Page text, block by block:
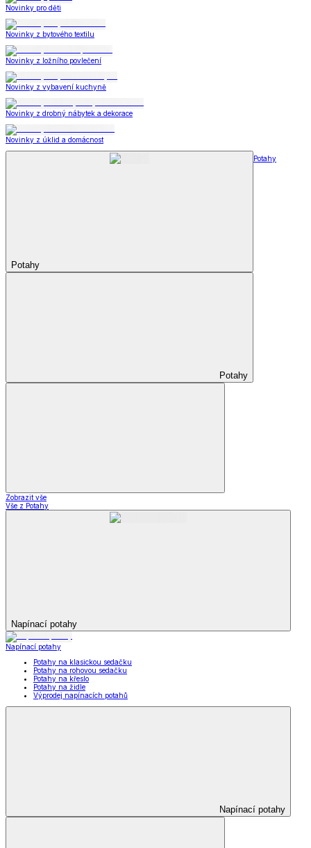
Novinky pro děti
Novinky z bytového textilu
Novinky z ložního povlečení
Novinky z vybavení kuchyně
Novinky z drobný nábytek a dekorace
Novinky z úklid a domácnost
Potahy
Potahy
Potahy
Zobrazit vše
Vše z Potahy
Napínací potahy
Napínací potahy
Potahy na klasickou sedačku
Potahy na rohovou sedačku
Potahy na křeslo
Potahy na židle
Výprodej napínacích potahů
Napínací potahy